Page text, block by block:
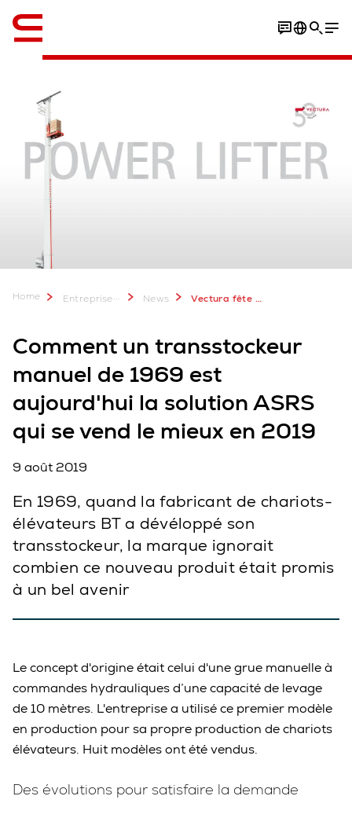
Home Entreprise... News Vectura fête ses 50 ans
Comment un transstockeur
manuel de 1969 est
aujourd'hui la solution ASRS
qui se vend le mieux en 2019
9 août 2019
En 1969, quand la fabricant de chariots-
élévateurs BT a dévéloppé son
transstockeur, la marque ignorait
combien ce nouveau produit était promis
à un bel avenir
Le concept d'origine était celui d'une grue manuelle à
commandes hydrauliques d’une capacité de levage
de 10 mètres. L'entreprise a utilisé ce premier modèle
en production pour sa propre production de chariots
élévateurs. Huit modèles ont été vendus.
Des évolutions pour satisfaire la demande